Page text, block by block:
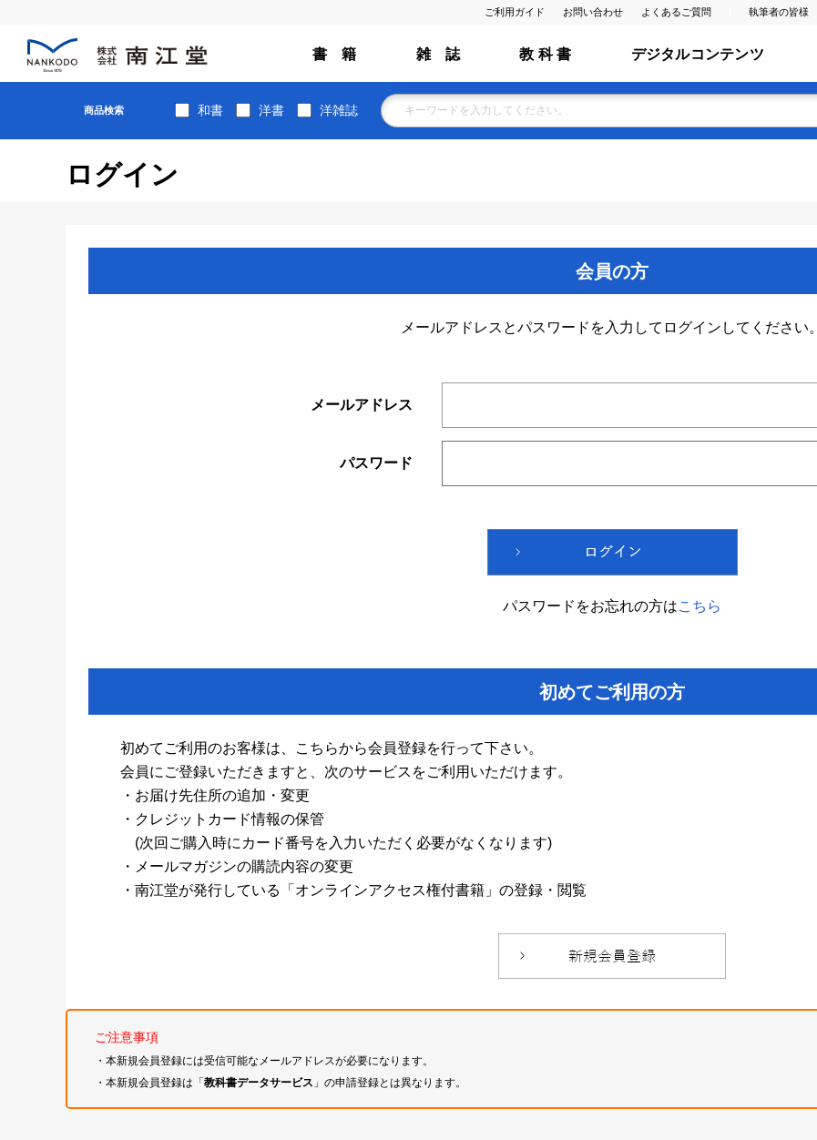
ご利用ガイド お問い合わせ よくあるご質問 執筆者の皆様
書 籍 雑 誌 教 科 書 デジタルコンテンツ
商品検索 和書 洋書 洋雑誌
ログイン
会員の方
メールアドレスとパスワードを入力してログインしてください。
メールアドレス
パスワード
パスワードをお忘れの方はこちら
初めてご利用の方
初めてご利用のお客様は、こちらから会員登録を行って下さい。
会員にご登録いただきますと、次のサービスをご利用いただけます。
・お届け先住所の追加・変更
・クレジットカード情報の保管
(次回ご購入時にカード番号を入力いただく必要がなくなります)
・メールマガジンの購読内容の変更
・南江堂が発行している「オンラインアクセス権付書籍」の登録・閲覧
ご注意事項
・本新規会員登録には受信可能なメールアドレスが必要になります。
・本新規会員登録は「教科書データサービス 」の申請登録とは異なります。